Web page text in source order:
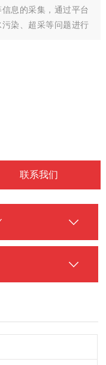
息的采集，通过平台
染、超采等问题进行
联系我们